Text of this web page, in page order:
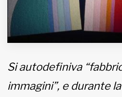
EDB edizioni - Via Brivio angolo C.
Imbonati, 89 20159 Milano (Italia)
Informativa sulla privacy
Si autodefiniva
immagini”, e durante